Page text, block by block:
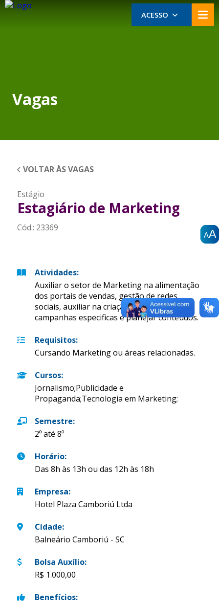
AA
AA
AA
ACESSO
Vagas
VOLTAR ÀS VAGAS
Estágio
Estagiário de Marketing
Cód.: 23369
Atividades:
Auxiliar o setor de Marketing na alimentação
dos portais de vendas, gestão de redes
sociais, auxiliar na criação de design para
campanhas especificas e planejar conteúdos.
Requisitos:
Cursando Marketing ou áreas relacionadas.
Cursos:
Jornalismo;Publicidade e
Propaganda;Tecnologia em Marketing;
Semestre:
2º até 8º
Horário:
Das 8h às 13h ou das 12h às 18h
Empresa:
Hotel Plaza Camboriú Ltda
Cidade:
Balneário Camboriú - SC
Bolsa Auxílio:
R$ 1.000,00
Benefícios: